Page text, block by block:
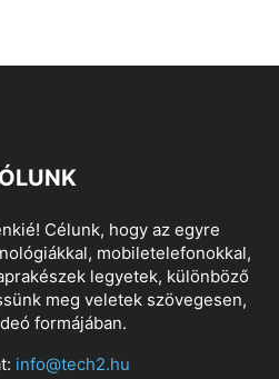
Célunk, hogy az egyre
mobiletelefonokkal,
legyetek, különböző
meg veletek szövegesen,
formájában.
info@tech2.hu